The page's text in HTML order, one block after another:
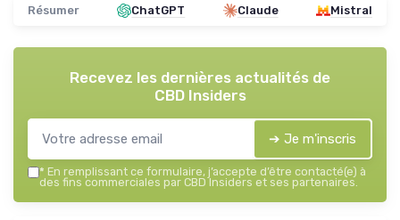
Résumer ChatGPT Claude Mistral
Recevez les dernières actualités de
CBD Insiders
➔ Je m'inscris
* En remplissant ce formulaire, j’accepte d’être contacté(e) à
des fins commerciales par CBD Insiders et ses partenaires.